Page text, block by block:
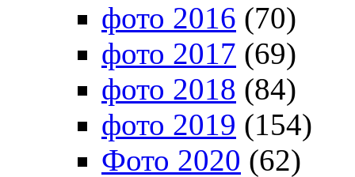
фото 2016 (70)
фото 2017 (69)
фото 2018 (84)
фото 2019 (154)
Фото 2020 (62)